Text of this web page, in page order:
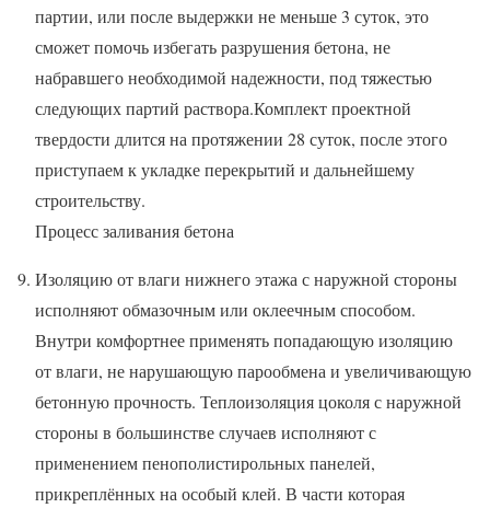
партии, или после выдержки не меньше 3 суток, это
сможет помочь избегать разрушения бетона, не
набравшего необходимой надежности, под тяжестью
следующих партий раствора.Комплект проектной
твердости длится на протяжении 28 суток, после этого
приступаем к укладке перекрытий и дальнейшему
строительству.
Процесс заливания бетона
Изоляцию от влаги нижнего этажа с наружной стороны
исполняют обмазочным или оклеечным способом.
Внутри комфортнее применять попадающую изоляцию
от влаги, не нарушающую парообмена и увеличивающую
бетонную прочность. Теплоизоляция цоколя с наружной
стороны в большинстве случаев исполняют с
применением пенополистирольных панелей,
прикреплённых на особый клей. В части которая